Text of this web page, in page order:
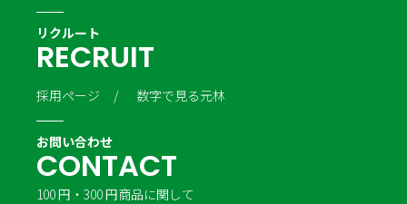
リクルート
RECRUIT
採用ページ 数字で見る元林
お問い合わせ
CONTACT
100 円・300 円商品に関して